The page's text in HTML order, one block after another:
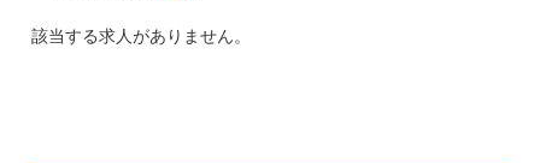
該当する求人がありません。